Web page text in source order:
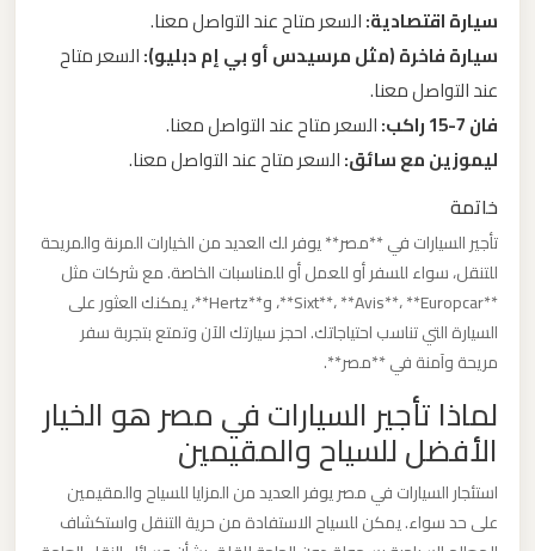
سيارة اقتصادية:السعر متاح عند التواصل معنا.
سيارة فاخرة (مثل مرسيدس أو بي إم دبليو):السعر متاح
عند التواصل معنا.
فان 7-15 راكب:
السعر متاح عند التواصل معنا.
ليموزين مع سائق:السعر متاح عند التواصل معنا.
خاتمة
تأجير السيارات في **مصر** يوفر لك العديد من الخيارات المرنة والمريحة
للتنقل، سواء للسفر أو للعمل أو للمناسبات الخاصة. مع شركات مثل
**Sixt**، **Avis**، **Europcar**، و**Hertz**، يمكنك العثور على
السيارة التي تناسب احتياجاتك. احجز سيارتك الآن وتمتع بتجربة سفر
مريحة وآمنة في **مصر**.
لماذا تأجير السيارات في مصر هو الخيار
الأفضل للسياح والمقيمين
استئجار السيارات في مصر يوفر العديد من المزايا للسياح والمقيمين
على حد سواء. يمكن للسياح الاستفادة من حرية التنقل واستكشاف
سفنكس
ليموزين
مطار
العرب
والإسكندرية
ليموزين
مطار
العرب
مرسي
مطروح